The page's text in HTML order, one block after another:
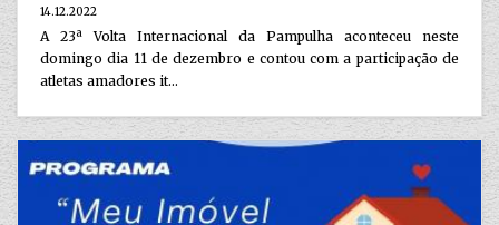
14.12.2022
A 23ª Volta Internacional da Pampulha aconteceu neste
domingo dia 11 de dezembro e contou com a participação de
atletas amadores it...